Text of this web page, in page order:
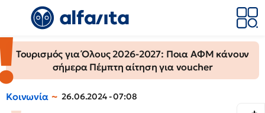
Τουρισμός για Όλους 2026-2027: Ποια ΑΦΜ κάνουν
σήμερα Πέμπτη αίτηση για voucher
Κοινωνία 26.06.2024 - 07:08